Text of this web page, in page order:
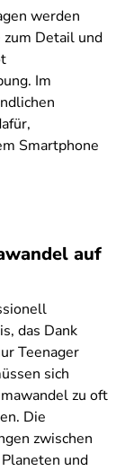
werden
Detail und
Im
Smartphone
auf
das Dank
Teenager
sich
zu oft
Die
zwischen
und